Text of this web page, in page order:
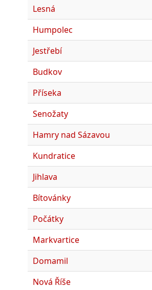
Lesná
Humpolec
Jestřebí
Budkov
Příseka
Senožaty
Hamry nad Sázavou
Kundratice
Jihlava
Bítovánky
Počátky
Markvartice
Domamil
Nová Říše